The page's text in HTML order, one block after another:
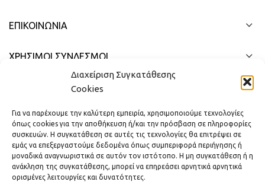
Διαχείριση Συγκατάθεσης
Cookies
Για να παρέχουμε την καλύτερη εμπειρία, χρησιμοποιούμε τεχνολογίες
όπως cookies για την αποθήκευση ή/και την πρόσβαση σε πληροφορίες
συσκευών. Η συγκατάθεση σε αυτές τις τεχνολογίες θα επιτρέψει σε
εμάς να επεξεργαστούμε δεδομένα όπως συμπεριφορά περιήγησης ή
μοναδικά αναγνωριστικά σε αυτόν τον ιστότοπο. Η μη συγκατάθεση ή η
ανάκληση της συγκατάθεσης, μπορεί να επηρεάσει αρνητικά αρνητικά
ορισμένες λειτουργίες και δυνατότητες.
ΕΠΙΚΟΙΝΩΝΊΑ
ΧΡΗΣΙΜΟΙ ΣΥΝΔΕΣΜΟΙ
ΓΡΉΓΟΡΟ ΜΕΝΟΎ